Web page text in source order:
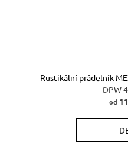
Rustikální prádelník
DPW
od